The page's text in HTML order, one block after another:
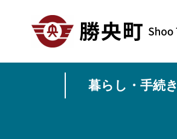
先
暮らし・手続き